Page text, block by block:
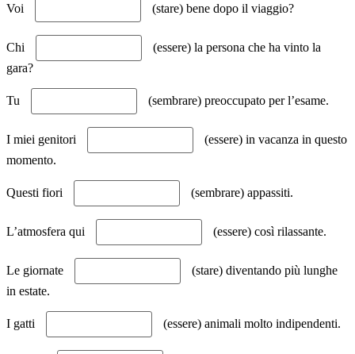
Voi (stare) bene dopo il viaggio?
Chi
(essere) la persona che ha vinto la
gara?
Tu (sembrare) preoccupato per l’esame.
I miei genitori
(essere) in vacanza in questo
momento.
Questi fiori (sembrare) appassiti.
L’atmosfera qui (essere) così rilassante.
Le giornate
(stare) diventando più lunghe
in estate.
I gatti (essere) animali molto indipendenti.